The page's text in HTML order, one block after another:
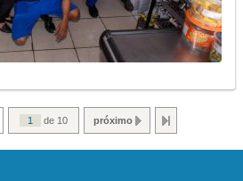
de 10 próximo